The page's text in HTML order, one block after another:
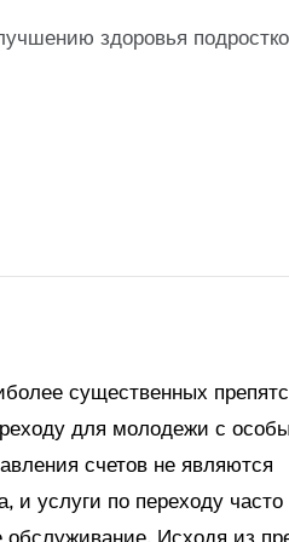
здоровья
существенных
для молодежи с
счетов не являются
и услуги по переходу